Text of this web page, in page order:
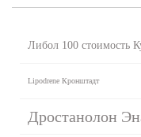
Либол 100 стоимость
Lipodrene Кронштадт
Дростанолон